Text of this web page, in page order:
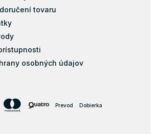
tovaru
osobných údajov
Prevod Dobierka